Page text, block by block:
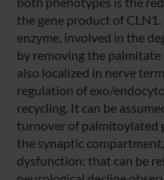
the gene product of
enzyme, involved in the
by removing the palmitate
also localized in nerve
regulation of exo/
recycling. It can be
turnover of palmitoylated
the synaptic
dysfunction: that can be